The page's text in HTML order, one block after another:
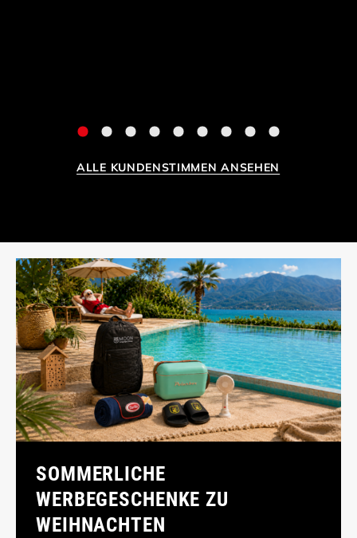
ALLE KUNDENSTIMMEN ANSEHEN
SOMMERLICHE
WERBEGESCHENKE ZU
WEIHNACHTEN